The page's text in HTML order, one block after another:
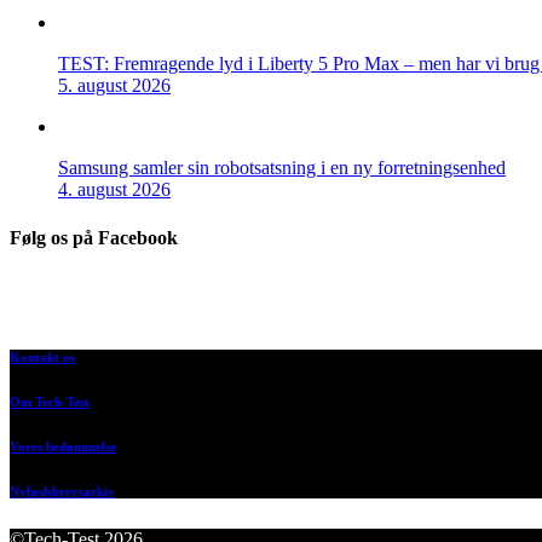
TEST: Fremragende lyd i Liberty 5 Pro Max – men har vi brug
5. august 2026
Samsung samler sin robotsatsning i en ny forretningsenhed
4. august 2026
Følg os på Facebook
Kontakt os
Om Tech-Test
Vores bedømmelse
Nyhedsbrevsarkiv